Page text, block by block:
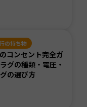
の持ち物
コンセント完全ガ
グの種類・電圧・
の選び方